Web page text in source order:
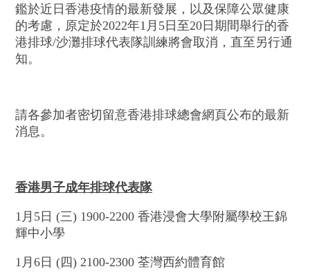
鑑於近日香港疫情的最新發展，以及保障公眾健康
的考慮，原定於2022年1月5日至20日期間舉行的香
港排球/沙灘排球代表隊訓練將會取消，直至另行通
知。
請各參加者密切留意香港排球總會網頁公布的最新
消息。
香港男子成年排球代表隊
1月5日 (三) 1900-2200 香港浸會大學附屬學校王錦
輝中小學
1月6日 (四) 2100-2300 荃灣西約體育館